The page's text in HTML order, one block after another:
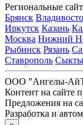
Региональные
Брянск
Иркутск Казань
Москва Нижний
Рыбинск Рязань
Ставрополь
ООО "Ангелы-
Контент на сайте
Предложения на
Разработка и